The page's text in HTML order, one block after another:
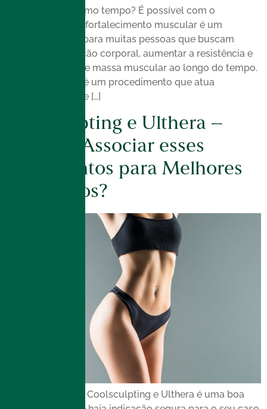
muscular ao mesmo tempo? É possível com o
EmSculpt Neo. O fortalecimento muscular é um
objetivo comum para muitas pessoas que buscam
melhorar a definição corporal, aumentar a resistência e
prevenir perdas de massa muscular ao longo do tempo.
O EmSculpt Neo é um procedimento que atua
diretamente nesse […]
Coolsculpting e Ulthera –
Quando Associar esses
Tratamentos para Melhores
Resultados?
A combinação de Coolsculpting e Ulthera é uma boa